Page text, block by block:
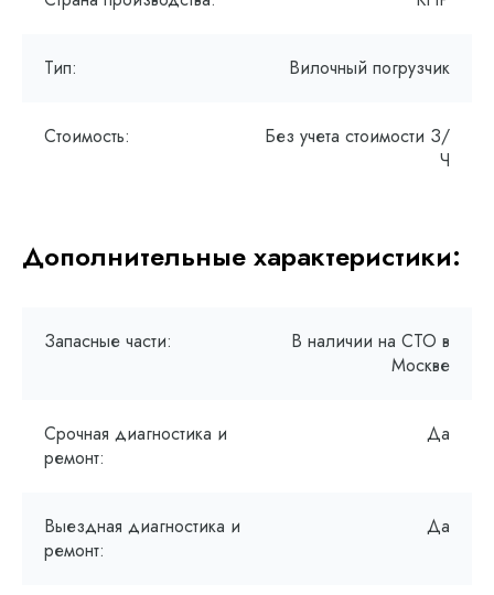
Тип: Вилочный погрузчик
Стоимость:
Без учета стоимости З/
Ч
Дополнительные характеристики:
Запасные части:
В наличии на СТО в
Москве
Срочная диагностика и
ремонт:
Да
Выездная диагностика и
ремонт:
Да